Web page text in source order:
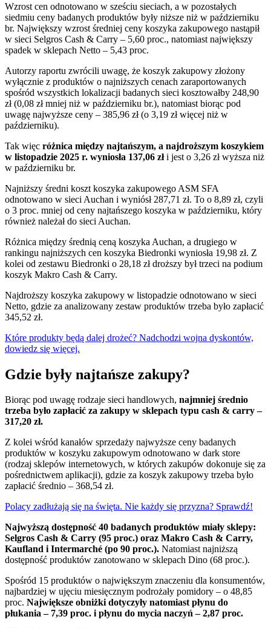
Wzrost cen odnotowano w sześciu sieciach, a w pozostałych
siedmiu ceny badanych produktów były niższe niż w październiku
br. Największy wzrost średniej ceny koszyka zakupowego nastąpił
w sieci Selgros Cash & Carry – 5,60 proc., natomiast największy
spadek w sklepach Netto – 5,43 proc.
Autorzy raportu zwrócili uwagę, że koszyk zakupowy złożony
wyłącznie z produktów o najniższych cenach zaraportowanych
spośród wszystkich lokalizacji badanych sieci kosztowałby 248,90
zł (0,08 zł mniej niż w październiku br.), natomiast biorąc pod
uwagę najwyższe ceny – 385,96 zł (o 3,19 zł więcej niż w
październiku).
Tak więc różnica między najtańszym, a najdroższym koszykiem
w listopadzie 2025 r. wyniosła 137,06 złi jest o 3,26 zł wyższa niż
w październiku br.
Najniższy średni koszt koszyka zakupowego ASM SFA
odnotowano w sieci Auchan i wyniósł 287,71 zł. To o 8,89 zł, czyli
o 3 proc. mniej od ceny najtańszego koszyka w październiku, który
również należał do sieci Auchan.
Różnica między średnią ceną koszyka Auchan, a drugiego w
rankingu najniższych cen koszyka Biedronki wyniosła 19,98 zł. Z
kolei od zestawu Biedronki o 28,18 zł droższy był trzeci na podium
koszyk Makro Cash & Carry.
Najdroższy koszyka zakupowy w listopadzie odnotowano w sieci
Netto, gdzie za analizowany zestaw produktów trzeba było zapłacić
345,52 zł.
Które produkty będą dalej drożeć? Nadchodzi wojna dyskontów,
dowiedz się więcej.
Gdzie były najtańsze zakupy?
Biorąc pod uwagę rodzaje sieci handlowych, najmniej średnio
trzeba było zapłacić za zakupy w sklepach typu cash & carry –
317,20 zł.
Z kolei wśród kanałów sprzedaży najwyższe ceny badanych
produktów w koszyku zakupowym odnotowano w dark store
(rodzaj sklepów internetowych, w których zakupów dokonuje się za
pośrednictwem aplikacji), gdzie za koszyk zakupowy trzeba było
zapłacić średnio – 368,54 zł.
Polacy zadłużają się na święta. Nie każdy się przyzna? Sprawdź!
Najwyższą dostępność 40 badanych produktów miały sklepy:
Selgros Cash & Carry (95 proc.) oraz Makro Cash & Carry,
Kaufland i Intermarché (po 90 proc.). Natomiast najniższą
dostępność produktów zanotowano w sklepach Dino (68 proc.).
Spośród 15 produktów o największym znaczeniu dla konsumentów,
najbardziej w ujęciu miesięcznym podrożały pomidory – o 48,85
proc. Największe obniżki dotyczyły natomiast płynu do
płukania – 7,39 proc. i płynu do mycia naczyń – 2,87 proc.